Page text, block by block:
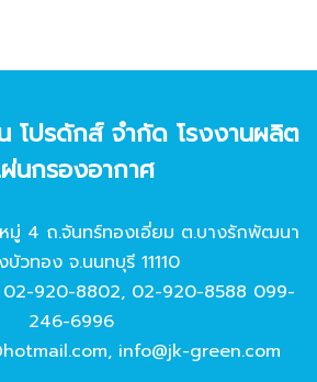
โปรดักส์ จํากัด โรงงานผลิต
นกรองอากาศ
มู่ 4 ถ.จันทร์ทองเอี่ยม ต.บางรักพัฒนา
บัวทอง จ.นนทบุรี 11110
02-920-8802, 02-920-8588 099-
246-6996
, info@jk-green.com